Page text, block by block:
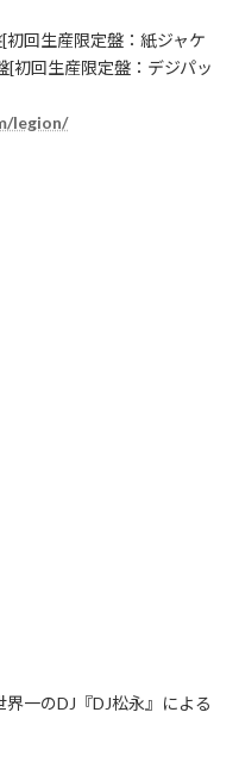
初回生産限定盤：紙ジャケ
[初回生産限定盤：デジパッ
legion/
一のDJ『DJ松永』による